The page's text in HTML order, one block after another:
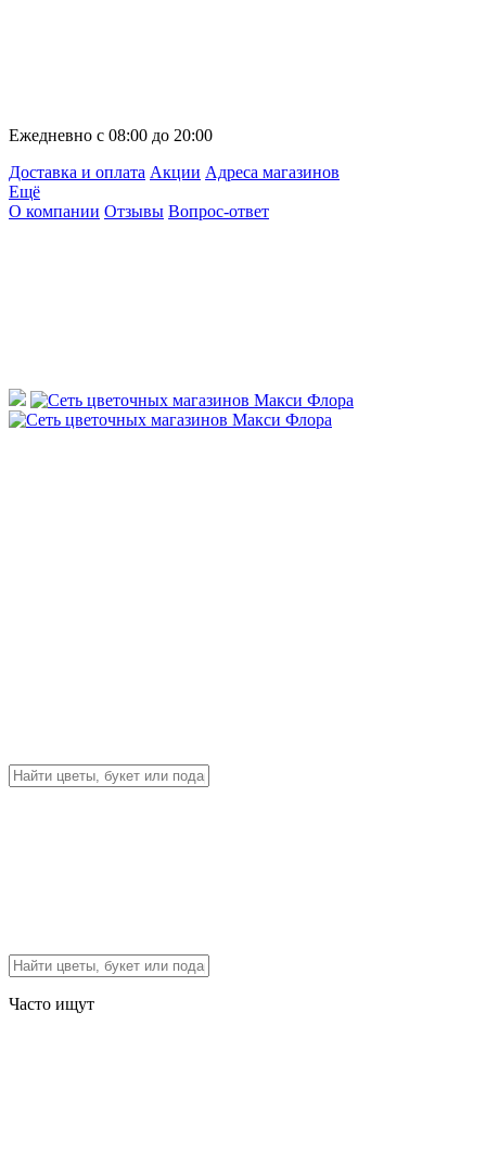
Ежедневно с 08:00 до 20:00
Доставка и оплата Акции Адреса магазинов
Ещё
О компании Отзывы Вопрос-ответ
Часто ищут